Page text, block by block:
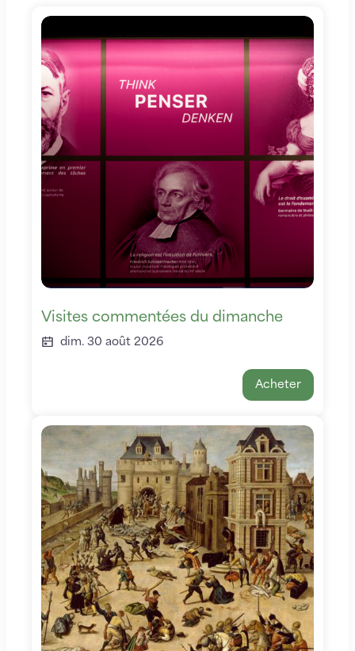
Visites commentées du dimanche
dim. 30 août 2026
Acheter